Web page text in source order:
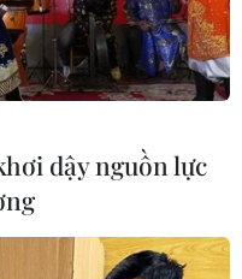
nhất
vẫndậy nguồn lực